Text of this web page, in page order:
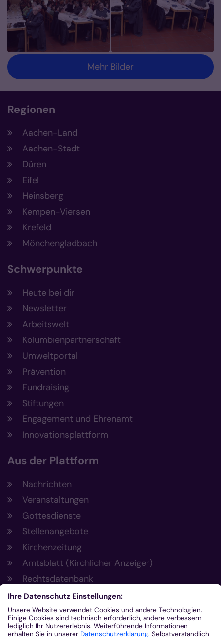
Mehr Bilder
Regionen
Aachen-Land
Aachen-Stadt
Düren
Eifel
Heinsberg
Kempen-Viersen
Krefeld
Mönchengladbach
Schwerpunkte
Heute bei dir
Newsletter
Arbeitswelt
Kolumbienpartnerschaft
Umweltportal
Prävention
Fundraising
Stiftungen
Engagement und Ehrenamt
Innovationsplattform
Aus der Plattform
Nachrichten
Veranstaltungen
Gottesdienste
Stellenangebote
Kirchenzeitung
Amtsblatt (Kirchlicher Anzeiger)
Rechtsdatenbank
Meldestelle gemäß Hinweisgeberschutzgesetz